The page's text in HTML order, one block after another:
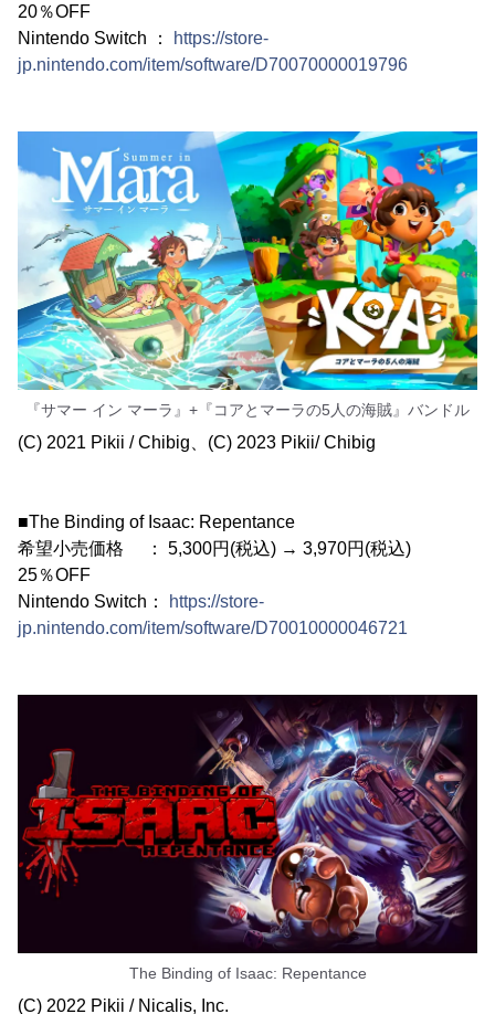
20％OFF
Nintendo Switch ：
https://store-
jp.nintendo.com/item/software/D70070000019796
『サマー イン マーラ』+『コアとマーラの5人の海賊』バンドル
(C) 2021 Pikii / Chibig、(C) 2023 Pikii/ Chibig
■The Binding of Isaac: Repentance
希望小売価格 ： 5,300円(税込) → 3,970円(税込)
25％OFF
Nintendo Switch：
https://store-
jp.nintendo.com/item/software/D70010000046721
The Binding of Isaac: Repentance
(C) 2022 Pikii / Nicalis, Inc.